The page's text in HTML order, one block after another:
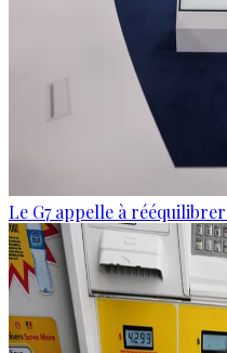
Le G7 appelle à